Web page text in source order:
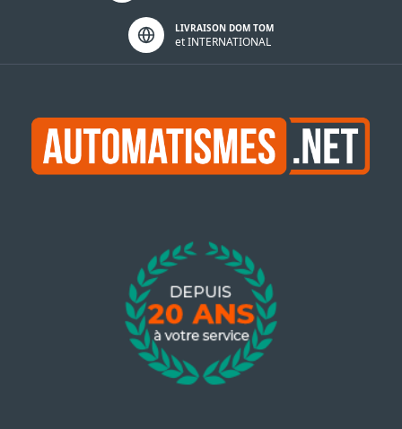
LIVRAISON DOM TOM
et INTERNATIONAL